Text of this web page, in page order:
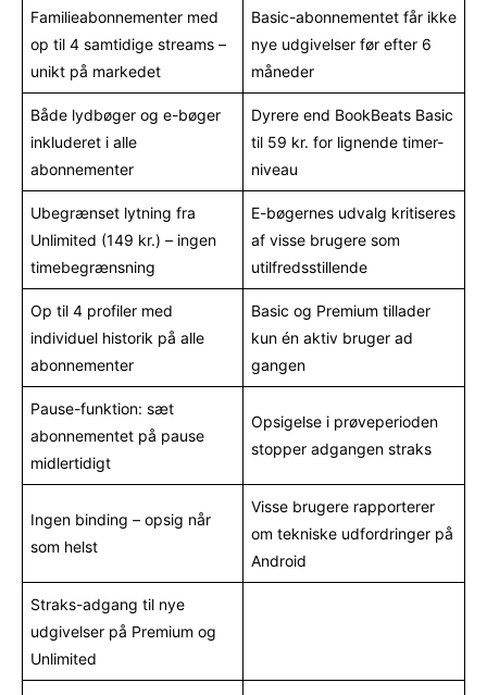
Familieabonnementer med
op til 4 samtidige streams –
unikt på markedet
Basic-abonnementet får ikke
nye udgivelser før efter 6
måneder
Både lydbøger og e-bøger
inkluderet i alle
abonnementer
Dyrere end BookBeats Basic
til 59 kr. for lignende timer-
niveau
Ubegrænset lytning fra
Unlimited (149 kr.) – ingen
timebegrænsning
E-bøgernes udvalg kritiseres
af visse brugere som
utilfredsstillende
Op til 4 profiler med
individuel historik på alle
abonnementer
Basic og Premium tillader
kun én aktiv bruger ad
gangen
Pause-funktion: sæt
abonnementet på pause
midlertidigt
Opsigelse i prøveperioden
stopper adgangen straks
Ingen binding – opsig når
som helst
Visse brugere rapporterer
om tekniske udfordringer på
Android
Straks-adgang til nye
udgivelser på Premium og
Unlimited